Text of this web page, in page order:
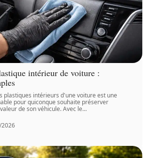
intérieur de voiture :
plastiques intérieurs d'une voiture est une
pour quiconque souhaite préserver
de son véhicule. Avec le…